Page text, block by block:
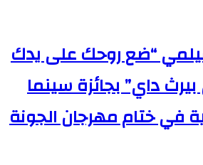
“ضع روحك على يدك
داي” بجائزة سينما
في ختام مهرجان الجونة